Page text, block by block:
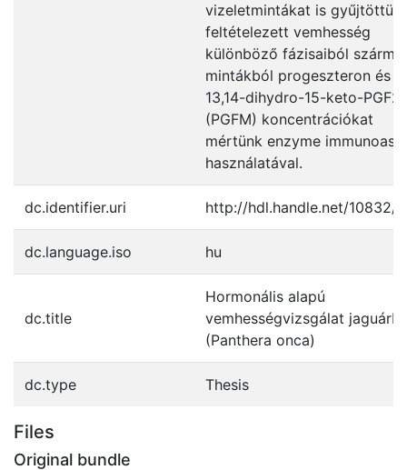
vizeletmintákat is
feltételezett vemhesség
különböző fázisaiból
mintákból progeszteron és
13,14-dihydro-15-keto-
(PGFM) koncentrációkat
mértünk enzyme
használatával.
dc.identifier.uri http://hdl.handle.net/10832/
dc.language.iso hu
dc.title
Hormonális alapú
vemhességvizsgálat
(Panthera onca)
dc.type Thesis
Files
Original bundle